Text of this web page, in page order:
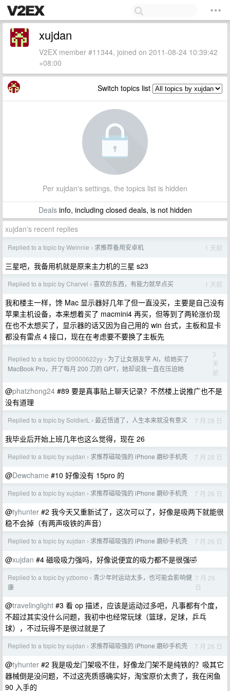
xujdan
V2EX member #11344, joined on 2011-08-24 10:39:42
+08:00
Switch topics list
Per xujdan's settings, the topics list is hidden
Dealsinfo, including closed deals, is not hidden
xujdan's recent replies
Replied to a topic by Weinnie › 求推荐备用安卓机 1 天前
三星吧，我备用机就是原来主力机的三星 s23
Replied to a topic by Charvel › 喜欢的东西，有能力就早点买 1 天前
我和楼主一样，馋 Mac 显示器好几年了但一直没买，主要是自己没有
苹果主机设备，本来想着买了 macmini4 再买，但等到了两轮涨价现
在也不太想买了，显示器的话又因为自己用的 win 台式，主板和显卡
都没有雷点 4 接口，现在在考虑要不要换了主板先
Replied to a topic by t20000622yy › 为了让女朋友学 AI，给她买了
MacBook Pro，开了每月 200 刀的 GPT，她却说我一直在压迫她
3
天
前
@phatzhong24 #89 要是真事贴上聊天记录？不然楼上说推广也不是
没有道理
Replied to a topic by SoldierL › 最近悟道了，人生本来就没有意义 7 月 28 日
我毕业后开始上班几年也这么觉得，现在 26
Replied to a topic by xujdan › 求推荐磁吸强的 iPhone 磨砂手机壳 7 月 28 日
@Dewchame #10 好像没有 15pro 的
Replied to a topic by xujdan › 求推荐磁吸强的 iPhone 磨砂手机壳 7 月 26 日
@tyhunter #2 我今天又重新试了，这次可以了，好像是吸两下就能很
稳不会掉（有两声吸铁的声音）
Replied to a topic by xujdan › 求推荐磁吸强的 iPhone 磨砂手机壳 7 月 26 日
@xujdan #4 磁吸吸力强吗，好像说便宜的吸力都不是很强🤣
Replied to a topic by yzbomo › 青少年时运动太多，也可能会影响健
康
7 月 26
日
@travelinglight #3 看 op 描述，应该是运动过多吧，凡事都有个度，
不超过其实没什么问题，我初中也经常玩球（篮球，足球，乒乓
球），不过玩得不是很过就是了
Replied to a topic by xujdan › 求推荐磁吸强的 iPhone 磨砂手机壳 7 月 26 日
@tyhunter #2 我是吸龙门架吸不住，好像龙门架不是纯铁的？吸其它
器械倒是没问题，不过这壳质感确实好，淘宝原价太贵了，我在闲鱼
90 入手的